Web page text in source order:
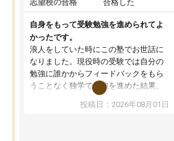
志望校の合格 合格した
自身をもって受験勉強を進められてよ
かったです。
浪人をしていた時にこの塾でお世話に
なりました。現役時の受験では自分の
勉強に誰かからフィードバックをもら
うことなく独学で勉強を進めた結果、
入試本番に地歴の学習が間に合わず不
合格となってしまいました。その経験
投稿日：2026年08月01日